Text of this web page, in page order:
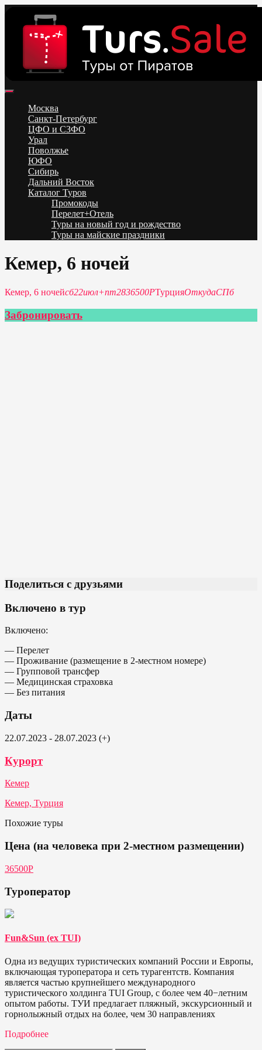
content
Низкие цены на путевки 3-7-10 ночей все включено, отдых на
море. Распродажа экскурсионных и горнолыжных туров.
Обновление каждый день. Официальный сайт Тур Сейл
Москва
Санкт-Петербург
ЦФО и СЗФО
Урал
Поволжье
ЮФО
Сибирь
Дальний Восток
Каталог Туров
Промокоды
Перелет+Отель
Туры на новый год и рождество
Туры на майские праздники
Кемер, 6 ночей
Кемер, 6 ночейсб22июл+пт2836500РТурцияОткудаСПб
Забронировать
Поделиться с друзьями
Включено в тур
Включено:
— Перелет
— Проживание (размещение в 2-местном номере)
— Групповой трансфер
— Медицинская страховка
— Без питания
Даты
22.07.2023 - 28.07.2023 (+)
Курорт
Кемер
Кемер, Турция
Похожие туры
Цена (на человека при 2-местном размещении)
36500Р
Туроператор
Fun&Sun (ex TUI)
Одна из ведущих туристических компаний России и Европы,
включающая туроператора и сеть турагентств. Компания
является частью крупнейшего международного
туристического холдинга TUI Group, с более чем 40−летним
опытом работы. ТУИ предлагает пляжный, экскурсионный и
горнолыжный отдых на более, чем 30 направлениях
Подробнее